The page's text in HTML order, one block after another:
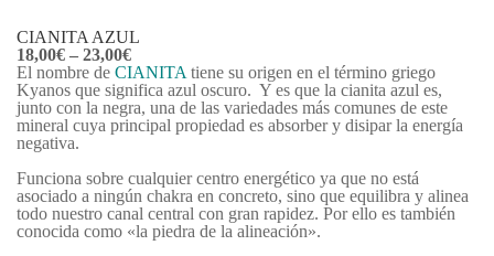
CIANITA AZUL
18,00€ – 23,00€
El nombre de CIANITA tiene su origen en el término griego
Kyanos que significa azul oscuro. Y es que la cianita azul es,
junto con la negra, una de las variedades más comunes de este
mineral cuya principal propiedad es absorber y disipar la energía
negativa.
Funciona sobre cualquier centro energético ya que no está
asociado a ningún chakra en concreto, sino que equilibra y alinea
todo nuestro canal central con gran rapidez. Por ello es también
conocida como «la piedra de la alineación».